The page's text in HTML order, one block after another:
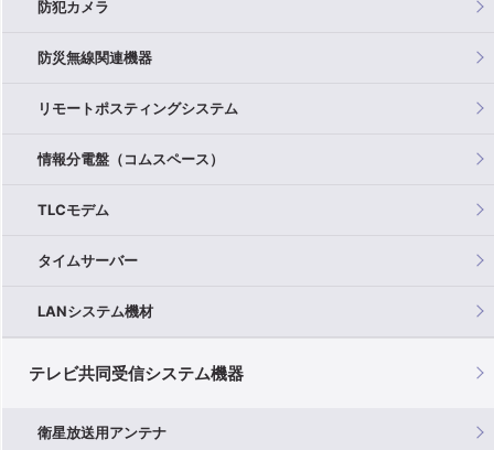
防犯カメラ
防災無線関連機器
リモートポスティングシステム
情報分電盤（コムスペース）
TLCモデム
タイムサーバー
LANシステム機材
テレビ共同受信システム機器
衛星放送用アンテナ